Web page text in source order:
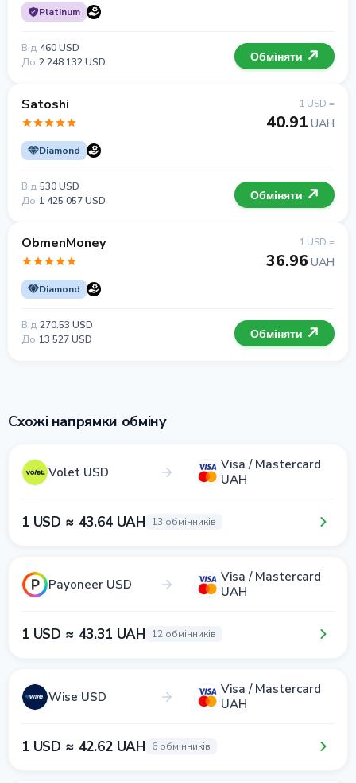
Platinum
Від 460 USD
До 2 248 132 USD Обміняти
Satoshi
Diamond
1 USD =
40.91 UAH
Від 530 USD
До 1 425 057 USD Обміняти
ObmenMoney
Diamond
1 USD =
36.96 UAH
Від 270.53 USD
До 13 527 USD Обміняти
Схожі напрямки обміну
Volet USD
Visa / Mastercard
UAH
1 USD ≈ 43.64 UAH 13 обмінників
Payoneer USD
Visa / Mastercard
UAH
1 USD ≈ 43.31 UAH 12 обмінників
Wise USD
Visa / Mastercard
UAH
1 USD ≈ 42.62 UAH 6 обмінників